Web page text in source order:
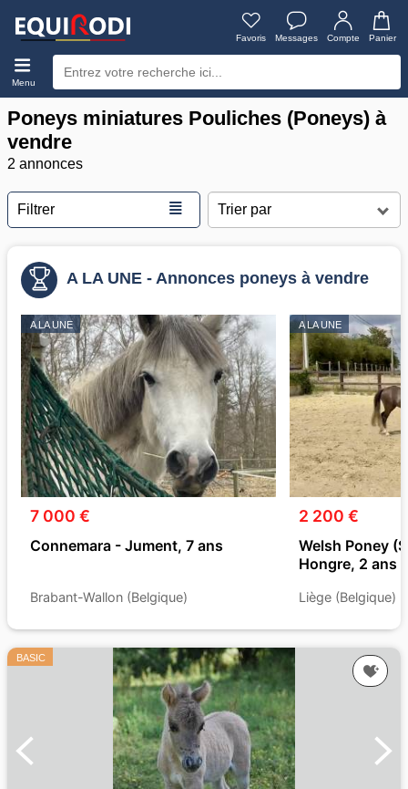
Favoris Messages Compte Panier
Menu
Poneys miniatures Pouliches (Poneys) à
vendre
2 annonces
Filtrer ≣
A LA UNE - Annonces poneys à vendre
A LA UNE
7 000 €
Connemara - Jument, 7 ans
Brabant-Wallon (Belgique)
A LA UNE
2 200 €
Welsh Poney
Hongre, 2 ans
Liège (Belgique)
BASIC